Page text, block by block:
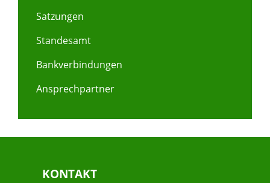
Satzungen
Standesamt
Bankverbindungen
Ansprechpartner
KONTAKT